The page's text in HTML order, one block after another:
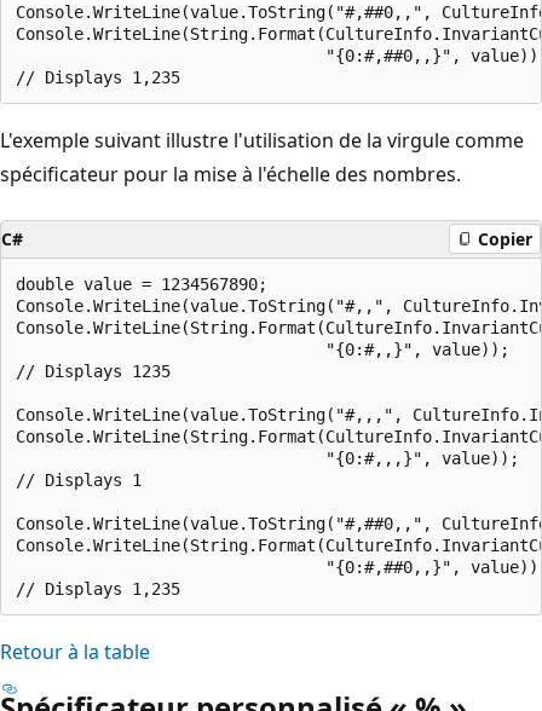
Console.WriteLine(value.ToString("#,##0,,",
"{0:#,##0,,}",
L'exemple suivant illustre l'utilisation de la virgule comme
spécificateur pour la mise à l'échelle des nombres.
C# Copier
double value = 1234567890;
Console.WriteLine(value.ToString("#,,",
                                "{0:#,,}", value));
// Displays 1235
Console.WriteLine(value.ToString("#,,,",
                                "{0:#,,,}", value));
// Displays 1
Console.WriteLine(value.ToString("#,##0,,",
"{0:#,##0,,}",
Retour à la table